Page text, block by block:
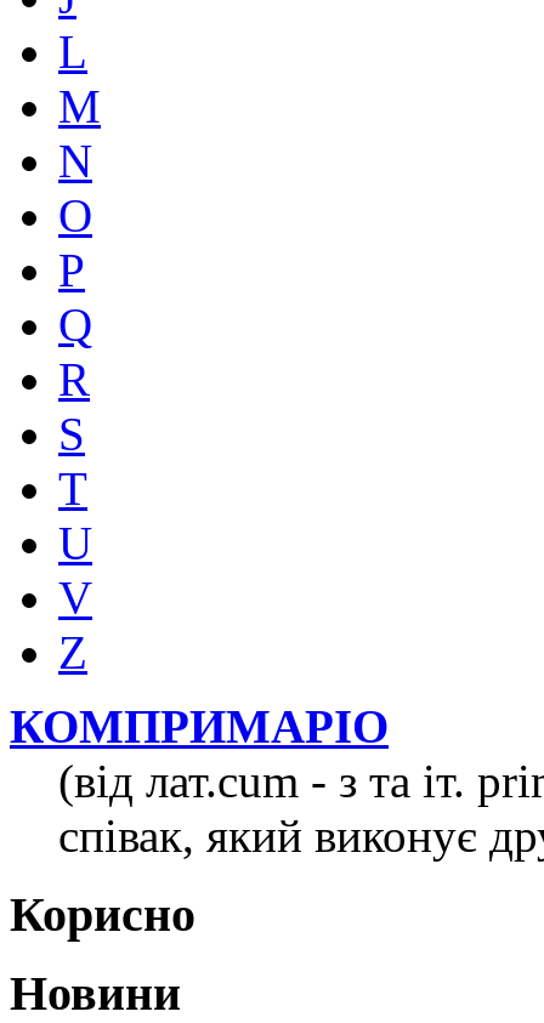
L
M
N
O
P
Q
R
S
T
U
V
Z
КОМПРИМАРІО
(від лат.cum - з та іт.
співак, який виконує
Корисно
Новини